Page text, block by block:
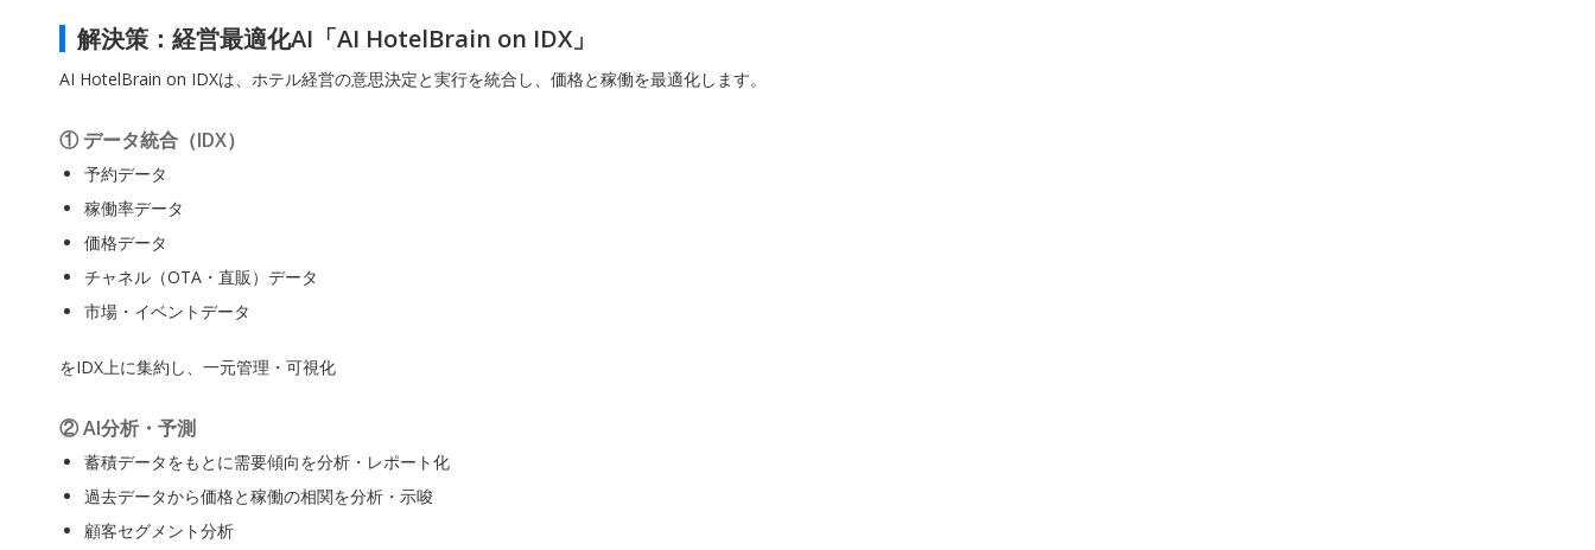
解決策：経営最適化AI「AI HotelBrain on IDX」
AI HotelBrain on IDXは、ホテル経営の意思決定と実行を統合し、価格と稼働を最適化します。
① データ統合（IDX）
予約データ
稼働率データ
価格データ
チャネル（OTA・直販）データ
市場・イベントデータ
をIDX上に集約し、一元管理・可視化
② AI分析・予測
蓄積データをもとに需要傾向を分析・レポート化
過去データから価格と稼働の相関を分析・示唆
顧客セグメント分析